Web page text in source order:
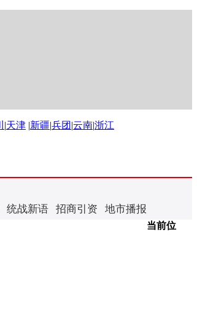
|天津 |新疆|兵团 |云南|浙江
统战新语 招商引资 地市播报
当前位